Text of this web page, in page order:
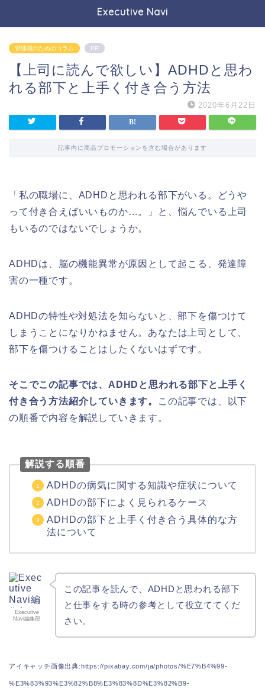
Executive Navi
管理職のためのコラム PR
【上司に読んで欲しい】ADHDと思わ
れる部下と上手く付き合う方法
2020年6月22日
記事内に商品プロモーションを含む場合があります
「私の職場に、ADHDと思われる部下がいる。どうや
って付き合えばいいものか…。」と、悩んでいる上司
もいるのではないでしょうか。
ADHDは、脳の機能異常が原因として起こる、発達障
害の一種です。
ADHDの特性や対処法を知らないと、部下を傷つけて
しまうことになりかねません。あなたは上司として、
部下を傷つけることはしたくないはずです。
そこでこの記事では、ADHDと思われる部下と上手く
付き合う方法紹介していきます。
この記事では、以下
の順番で内容を解説していきます。
解説する順番
ADHDの病気に関する知識や症状について
ADHDの部下によく見られるケース
ADHDの部下と上手く付き合う具体的な方
法について
Executive
Navi編集部
この記事を読んで、ADHDと思われる部下
と仕事をする時の参考として役立ててくだ
さい。
アイキャッチ画像出典:https://pixabay.com/ja/photos/%E7%B4%99-
%E3%83%93%E3%82%B8%E3%83%8D%E3%82%B9-